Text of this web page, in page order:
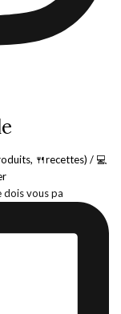
🍴recettes) / 💻
dois vous pa